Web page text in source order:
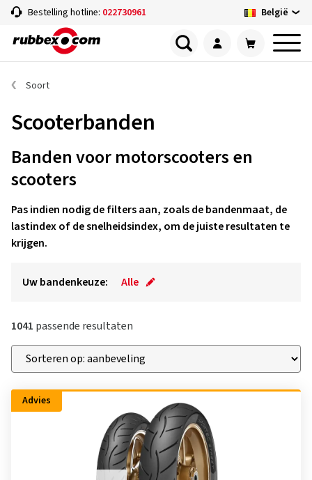
Bestelling hotline: 022730961 België
Soort
Scooterbanden
Banden voor motorscooters en
scooters
Pas indien nodig de filters aan, zoals de bandenmaat, de
lastindex of de snelheidsindex, om de juiste resultaten te
krijgen.
Uw bandenkeuze: Alle
1041 passende resultaten
Advies